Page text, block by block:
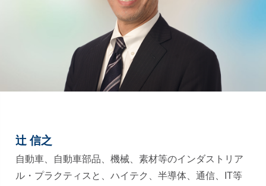
辻 信之
自動車、自動車部品、機械、素材等のインダストリア
ル・プラクティスと、ハイテク、半導体、通信、IT等